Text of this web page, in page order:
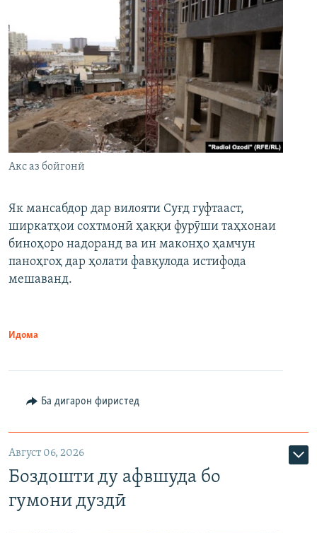
Акс аз бойгонӣ
Як мансабдор дар вилояти Суғд гуфтааст,
ширкатҳои сохтмонӣ ҳаққи фурӯши таҳхонаи
биноҳоро надоранд ва ин маконҳо ҳамчун
паноҳгоҳ дар ҳолати фавқулода истифода
мешаванд.
Идома
Ба дигарон фиристед
Август 06, 2026
Боздошти ду афвшуда бо
гумони дуздӣ